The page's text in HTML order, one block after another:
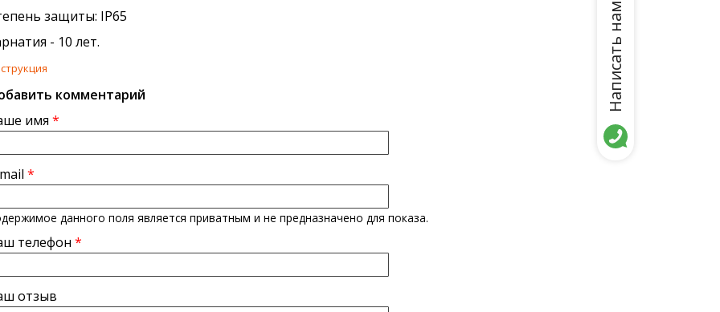
защиты: IP65
- 10 лет.
комментарий
имя *
*
данного поля является приватным и не предназначено для показа.
телефон *
отзыв
Написать нам